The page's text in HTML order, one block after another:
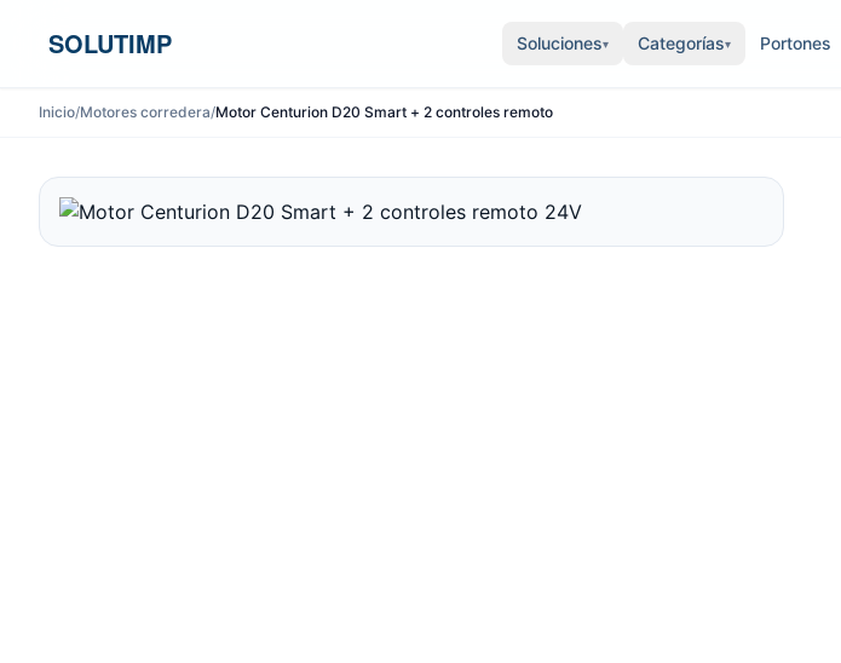
SOLUTIMP Soluciones▾ Categorías▾ Portones
Inicio/Motores corredera/Motor Centurion D20 Smart + 2 controles remoto